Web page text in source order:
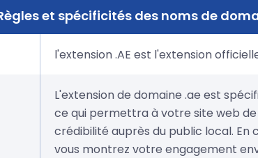
et spécificités des noms de
l'extension .AE est l'extension
L'extension de domaine .ae est
ce qui permettra à votre site web
crédibilité auprès du public local. En
vous montrez votre engagement